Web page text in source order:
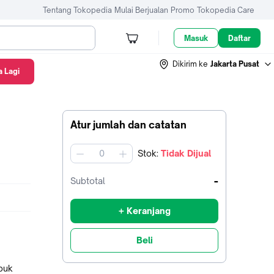
Tentang Tokopedia Mulai Berjualan Promo Tokopedia Care
Masuk Daftar
Dikirim ke Jakarta Pusat
Atur jumlah dan catatan
jumlah Stok: Tidak Dijual
Subtotal -
+ Keranjang
Beli
Lagi